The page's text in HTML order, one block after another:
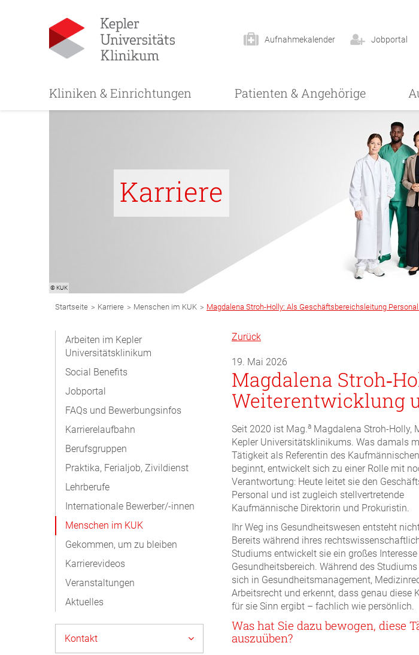
Aufnahmekalender Jobportal
Kliniken & Einrichtungen Patienten & Angehörige
Karriere
© KUK
Breadcrumb
Navigation
Startseite > Karriere > Menschen im KUK > Magdalena Stroh‑Holly: Als Geschäftsbereichsleitung
Subnavigation
Desktop
Arbeiten im Kepler
Universitätsklinikum
Social Benefits
Jobportal
FAQs und Bewerbungsinfos
Karrierelaufbahn
Berufsgruppen
Praktika, Ferialjob, Zivildienst
Lehrberufe
Internationale Bewerber/-innen
Menschen im KUK
Gekommen, um zu bleiben
Karrierevideos
Veranstaltungen
Aktuelles
Kontakt
Zurück
19. Mai 2026
Magdalena
Weiterentwicklung
Seit 2020 ist Mag.a Magdalena Stroh‑Holly,
Kepler Universitätsklinikums. Was damals
Tätigkeit als Referentin des
beginnt, entwickelt sich zu einer Rolle mit
Verantwortung: Heute leitet sie den
Personal und ist zugleich stellvertretende
Kaufmännische Direktorin und Prokuristin.
Ihr Weg ins Gesundheitswesen entsteht
Bereits während ihres
Studiums entwickelt sie ein großes
Gesundheitsbereich. Während des
sich in Gesundheitsmanagement,
Arbeitsrecht und erkennt, dass genau diese
für sie Sinn ergibt – fachlich wie persönlich.
Was hat Sie dazu bewogen, diese
auszuüben?